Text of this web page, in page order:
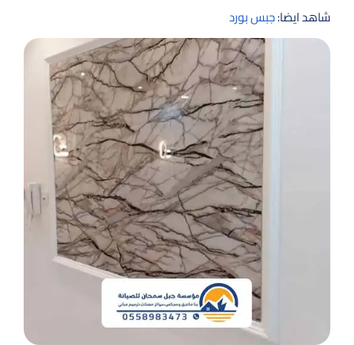
شاهد ايضا:جبس بورد